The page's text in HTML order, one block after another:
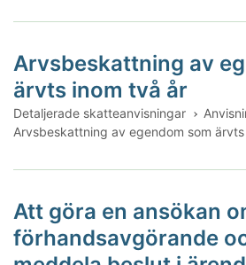
Arvsbeskattning av
ärvts inom två år
Detaljerade skatteanvisningar
Arvsbeskattning av egendom som
Att göra en ansökan
förhandsavgörande